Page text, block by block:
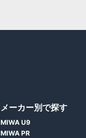
メーカー別で探す
MIWA U9
MIWA PR